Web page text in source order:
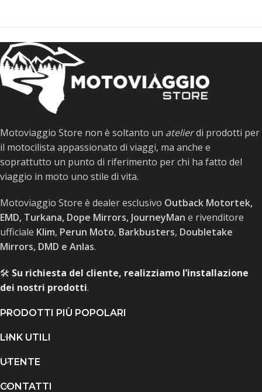
Motoviaggio Store non è soltanto un atelierdi prodotti per
il motocilista appassionato di viaggi, ma anche e
soprattutto un punto di riferimento per chi ha fatto del
viaggio in moto uno stile di vita.
Motoviaggio Store è dealer esclusivo Outback Motortek,
EMD, Turkana, Dope Mirrors, JourneyMan e rivenditore
ufficiale Klim, Perun Moto, Barkbusters, Doubletake
Mirrors, DMD e Anlas.
🛠️ Su richiesta del cliente, realizziamo l’installazione
dei nostri prodotti.
PRODOTTI PIÙ POPOLARI
LINK UTILI
UTENTE
CONTATTI